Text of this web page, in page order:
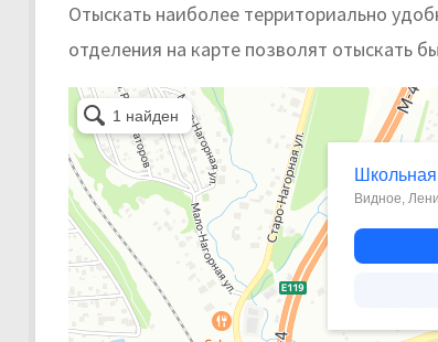
Отыскать наиболее территориально
отделения на карте позволят отыскать